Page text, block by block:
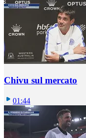
Chivu sul mercato
01:44